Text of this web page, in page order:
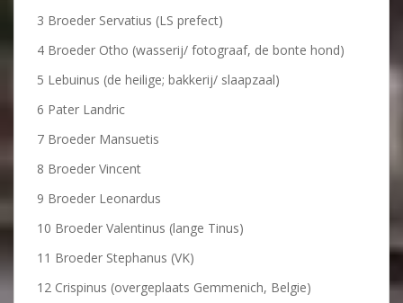
3 Broeder Servatius (LS prefect)
4 Broeder Otho (wasserij/ fotograaf, de bonte hond)
5 Lebuinus (de heilige; bakkerij/ slaapzaal)
6 Pater Landric
7 Broeder Mansuetis
8 Broeder Vincent
9 Broeder Leonardus
10 Broeder Valentinus (lange Tinus)
11 Broeder Stephanus (VK)
12 Crispinus (overgeplaats Gemmenich, Belgie)